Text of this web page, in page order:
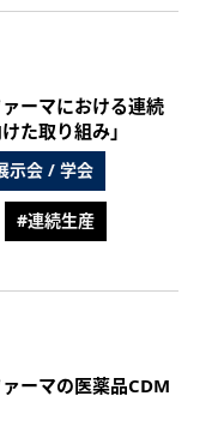
ァーマにおける連続
た取り組み」
示会 / 学会
#連続生産
ァーマの医薬品CDM